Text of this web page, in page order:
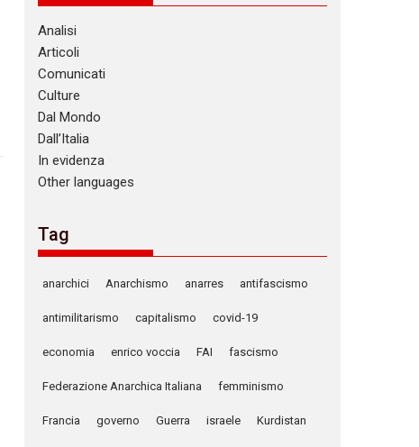
Analisi
Articoli
Comunicati
Culture
Dal Mondo
Dall’Italia
In evidenza
Other languages
Tag
anarchici Anarchismo anarres antifascismo
antimilitarismo capitalismo covid-19
economia enrico voccia FAI fascismo
Federazione Anarchica Italiana femminismo
Francia governo Guerra israele Kurdistan